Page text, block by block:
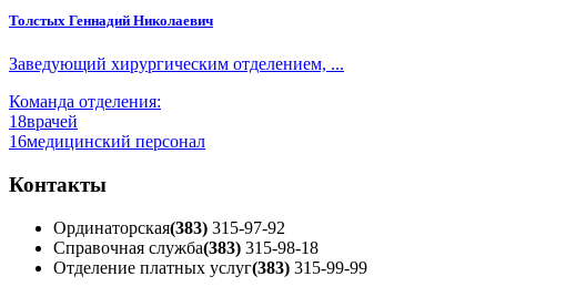
Толстых Геннадий Николаевич
Заведующий хирургическим отделением, ...
Команда отделения:
18врачей
16медицинский персонал
Контакты
Ординаторская(383) 315-97-92
Справочная служба(383) 315-98-18
Отделение платных услуг(383) 315-99-99